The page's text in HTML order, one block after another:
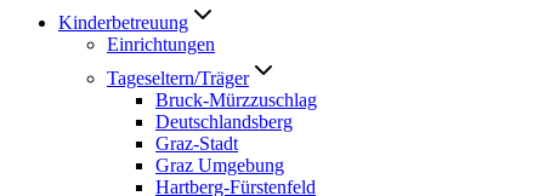
Kinderbetreuung
Einrichtungen
Tageseltern/Träger
Bruck-Mürzzuschlag
Deutschlandsberg
Graz-Stadt
Graz Umgebung
Hartberg-Fürstenfeld